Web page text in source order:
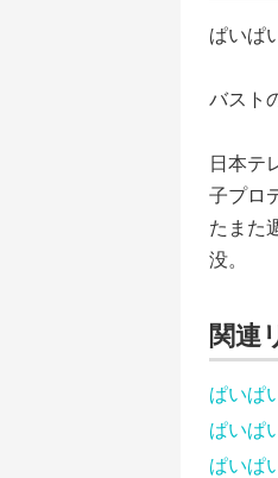
ぱいぱ
バスト
日本テ
子プロ
たまた
没。
関連
ぱいぱ
ぱいぱ
ぱいぱ